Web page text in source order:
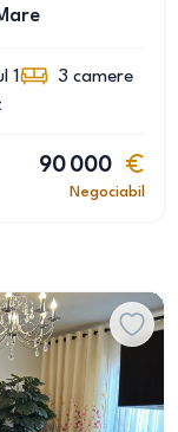
1 3 camere
90 000
Negociabil